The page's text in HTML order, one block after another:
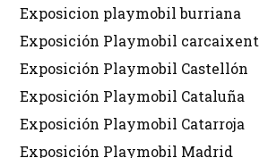
Exposicion playmobil burriana
Exposición Playmobil carcaixent
Exposición Playmobil Castellón
Exposición Playmobil Cataluña
Exposición Playmobil Catarroja
Exposición Playmobil Madrid